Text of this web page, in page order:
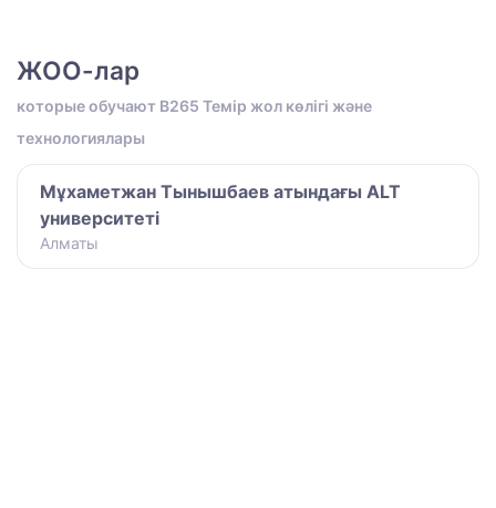
ЖОО-лар
которые обучают B265 Темір жол көлігі және
технологиялары
Мұхаметжан Тынышбаев атындағы ALT
университеті
Алматы